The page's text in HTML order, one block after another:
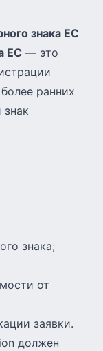
знака ЕС
ЕС — это
ранних
знак
знака;
от
заявки.
должен